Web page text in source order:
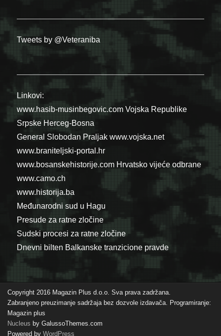
Tweets by @Veteraniba
Linkovi:
www.hasib-musinbegovic.com Vojska Republike
Srpske Herceg-Bosna
General Slobodan Praljak www.vojska.net
www.braniteljski-portal.hr
www.bosanskehistorije.com Hrvatsko vijeće odbrane
www.camo.ch
www.historija.ba
Međunarodni sud u Hagu
Presude za ratne zločine
Sudski procesi za ratne zločine
Dnevni bilten Balkanske tranzicione pravde
Copyright 2016 Magazin Plus d.o.o. Sva prava zadržana.
Zabranjeno preuzimanje sadržaja bez dozvole izdavača. Programiranje:
Magazin plus
Nucleus by GalussoThemes.com
Powered byWordPress